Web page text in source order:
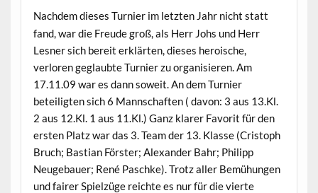
Nachdem dieses Turnier im letzten Jahr nicht statt
fand, war die Freude groß, als Herr Johs und Herr
Lesner sich bereit erklärten, dieses heroische,
verloren geglaubte Turnier zu organisieren. Am
17.11.09 war es dann soweit. An dem Turnier
beteiligten sich 6 Mannschaften ( davon: 3 aus 13.Kl.
2 aus 12.Kl. 1 aus 11.Kl.) Ganz klarer Favorit für den
ersten Platz war das 3. Team der 13. Klasse (Cristoph
Bruch; Bastian Förster; Alexander Bahr; Philipp
Neugebauer; René Paschke). Trotz aller Bemühungen
und fairer Spielzüge reichte es nur für die vierte